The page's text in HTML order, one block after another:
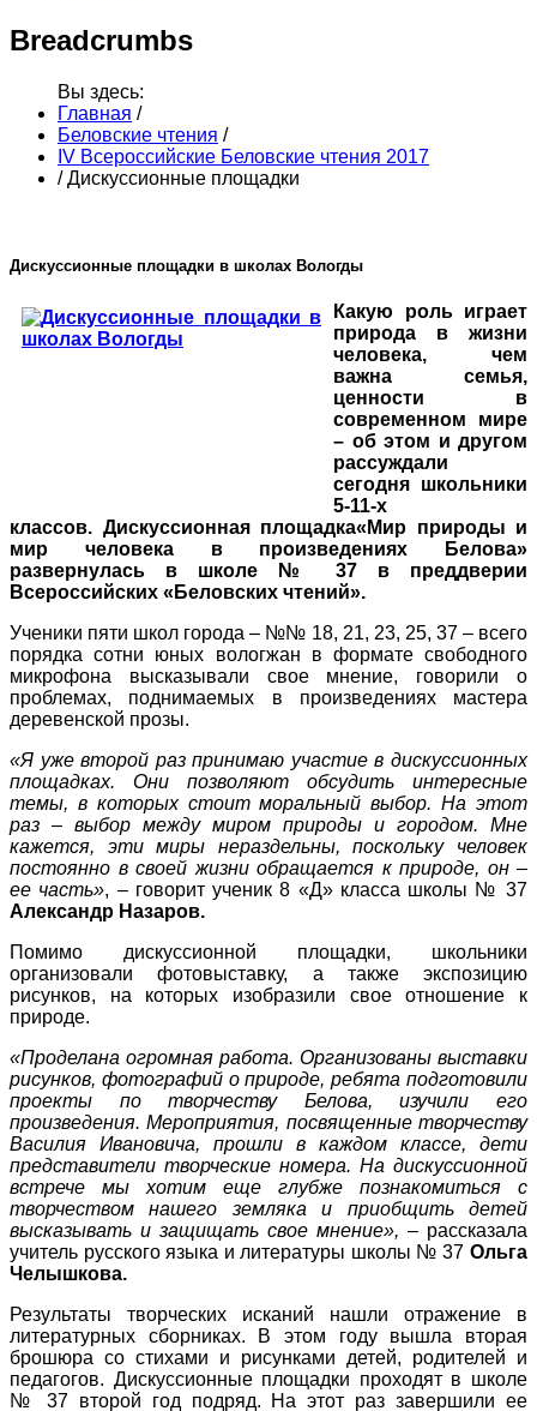
Breadcrumbs
Вы здесь:
Главная /
Беловские чтения /
IV Всероссийские Беловские чтения 2017
/ Дискуссионные площадки
Дискуссионные площадки в школах Вологды
Какую роль играет
природа в жизни
человека, чем
важна семья,
ценности в
современном мире
– об этом и другом
рассуждали
сегодня школьники
5-11-х
классов. Дискуссионная площадка«Мир природы и
мир человека в произведениях Белова»
развернулась в школе № 37 в преддверии
Всероссийских «Беловских чтений».
Ученики пяти школ города – №№ 18, 21, 23, 25, 37 – всего
порядка сотни юных вологжан в формате свободного
микрофона высказывали свое мнение, говорили о
проблемах, поднимаемых в произведениях мастера
деревенской прозы.
«Я уже второй раз принимаю участие в дискуссионных
площадках. Они позволяют обсудить интересные
темы, в которых стоит моральный выбор. На этот
раз – выбор между миром природы и городом. Мне
кажется, эти миры нераздельны, поскольку человек
постоянно в своей жизни обращается к природе, он –
ее часть», – говорит ученик 8 «Д» класса школы № 37
Александр Назаров.
Помимо дискуссионной площадки, школьники
организовали фотовыставку, а также экспозицию
рисунков, на которых изобразили свое отношение к
природе.
«Проделана огромная работа. Организованы выставки
рисунков, фотографий о природе, ребята подготовили
проекты по творчеству Белова, изучили его
произведения. Мероприятия, посвященные творчеству
Василия Ивановича, прошли в каждом классе, дети
представители творческие номера. На дискуссионной
встрече мы хотим еще глубже познакомиться с
творчеством нашего земляка и приобщить детей
высказывать и защищать свое мнение», – рассказала
учитель русского языка и литературы школы № 37 Ольга
Челышкова.
Результаты творческих исканий нашли отражение в
литературных сборниках. В этом году вышла вторая
брошюра со стихами и рисунками детей, родителей и
педагогов. Дискуссионные площадки проходят в школе
№ 37 второй год подряд. На этот раз завершили ее